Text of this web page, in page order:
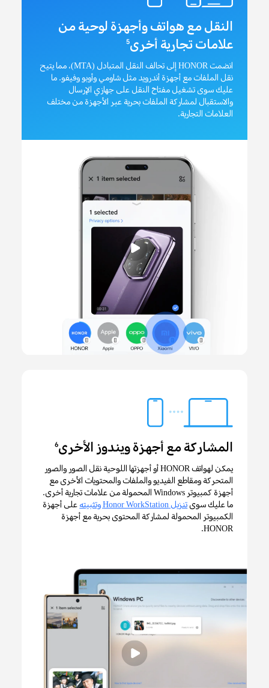
النقل مع هواتف وأجهزة لوحية من
علامات تجارية أخرى5
انضمت HONOR إلى تحالف النقل المتبادل (MTA)، مما يتيح
نقل الملفات مع أجهزة أندرويد مثل شاومي وأوبو وفيفو. ما
عليك سوى تشغيل مفتاح النقل على جهازي الإرسال
والاستقبال لمشاركة الملفات بحرية عبر الأجهزة من مختلف
العلامات التجارية.
المشاركة مع أجهزة ويندوز الأخرى6
يمكن لهواتف HONOR أو أجهزتها اللوحية نقل الصور والصور
المتحركة ومقاطع الفيديو والملفات والمحتويات الأخرى مع
أجهزة كمبيوتر Windows المحمولة من علامات تجارية أخرى.
ما عليك سوىتنزيل Honor WorkStation وتثبيته
على أجهزة
الكمبيوتر المحمولة لمشاركة المحتوى بحرية مع أجهزة
HONOR.